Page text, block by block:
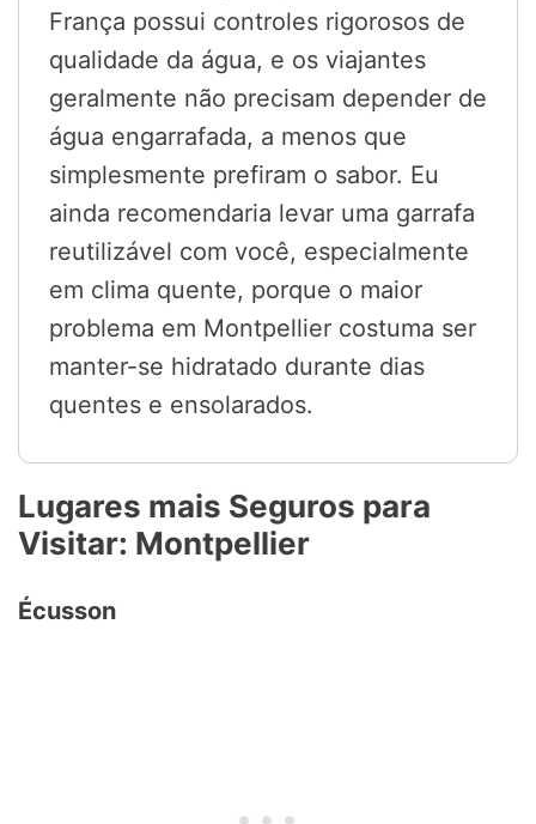
França possui controles rigorosos de
qualidade da água, e os viajantes
geralmente não precisam depender de
água engarrafada, a menos que
simplesmente prefiram o sabor. Eu
ainda recomendaria levar uma garrafa
reutilizável com você, especialmente
em clima quente, porque o maior
problema em Montpellier costuma ser
manter-se hidratado durante dias
quentes e ensolarados.
Lugares mais Seguros para
Visitar: Montpellier
Écusson